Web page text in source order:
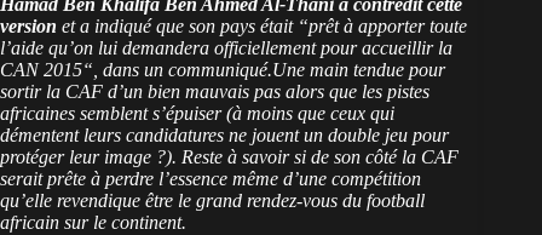
Hamad Ben Khalifa Ben Ahmed Al-Thani a contredit cette
version et a indiqué que son pays était “prêt à apporter toute
l’aide qu’on lui demandera officiellement pour accueillir la
CAN 2015“, dans un communiqué.Une main tendue pour
sortir la CAF d’un bien mauvais pas alors que les pistes
africaines semblent s’épuiser (à moins que ceux qui
démentent leurs candidatures ne jouent un double jeu pour
protéger leur image ?). Reste à savoir si de son côté la CAF
serait prête à perdre l’essence même d’une compétition
qu’elle revendique être le grand rendez-vous du football
africain sur le continent.